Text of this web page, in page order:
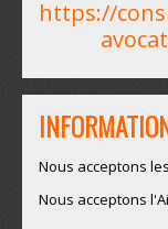
https://
Nous acceptons
Nous acceptons